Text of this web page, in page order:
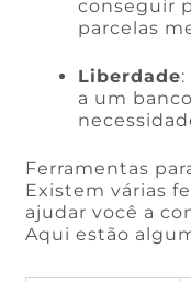
conseguir
parcelas
Liberdade
a um
Ferramentas
Existem várias
ajudar você a
Aqui estão